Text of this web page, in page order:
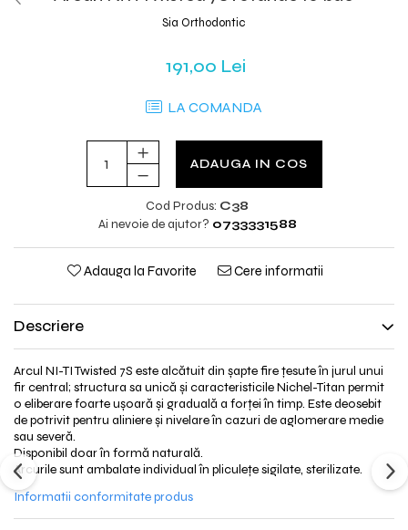
Sia Orthodontic
191,00 Lei
LA COMANDA
ADAUGA IN COS
Cod Produs: C38
Ai nevoie de ajutor? 0733331588
Adauga la Favorite Cere informatii
Descriere
Arcul NI-TI Twisted 7S este alcătuit din șapte fire țesute în jurul unui
fir central; structura sa unică și caracteristicile Nichel-Titan permit
o eliberare foarte ușoară și graduală a forței în timp. Este deosebit
de potrivit pentru aliniere și nivelare în cazuri de aglomerare medie
sau severă.
Disponibil doar în formă naturală.
Arcurile sunt ambalate individual în pliculețe sigilate, sterilizate.
Informatii conformitate produs